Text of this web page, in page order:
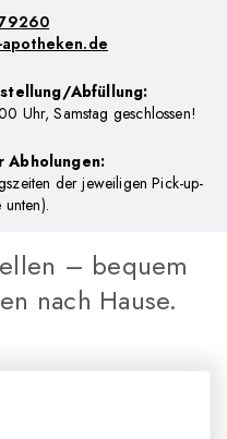
apotheken.de
Abfüllung:
Uhr, Samstag geschlossen!
Abholungen:
der jeweiligen Pick-up-
unten).
– bequem
nach Hause.